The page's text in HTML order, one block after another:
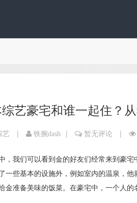
艺豪宅和谁一起住？
艺 | 铁腕dash | 暂无评论 |
，我们可以看到金的好友们经常来到豪
一些基本的设施外，例如室内的温泉，
金准备美味的饭菜。在豪宅中，一个人